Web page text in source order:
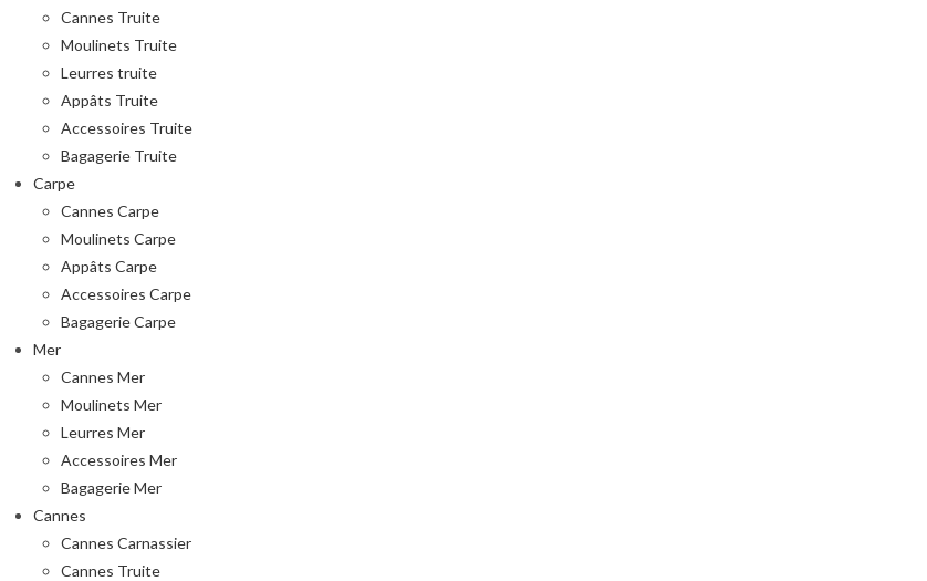
Cannes Truite
Moulinets Truite
Leurres truite
Appâts Truite
Accessoires Truite
Bagagerie Truite
Carpe
Cannes Carpe
Moulinets Carpe
Appâts Carpe
Accessoires Carpe
Bagagerie Carpe
Mer
Cannes Mer
Moulinets Mer
Leurres Mer
Accessoires Mer
Bagagerie Mer
Cannes
Cannes Carnassier
Cannes Truite